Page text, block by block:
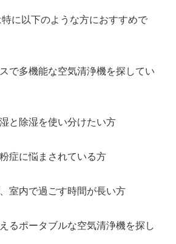
に以下のような方におすすめで
で多機能な空気清浄機を探してい
と除湿を使い分けたい方
症に悩まされている方
室内で過ごす時間が長い方
るポータブルな空気清浄機を探し